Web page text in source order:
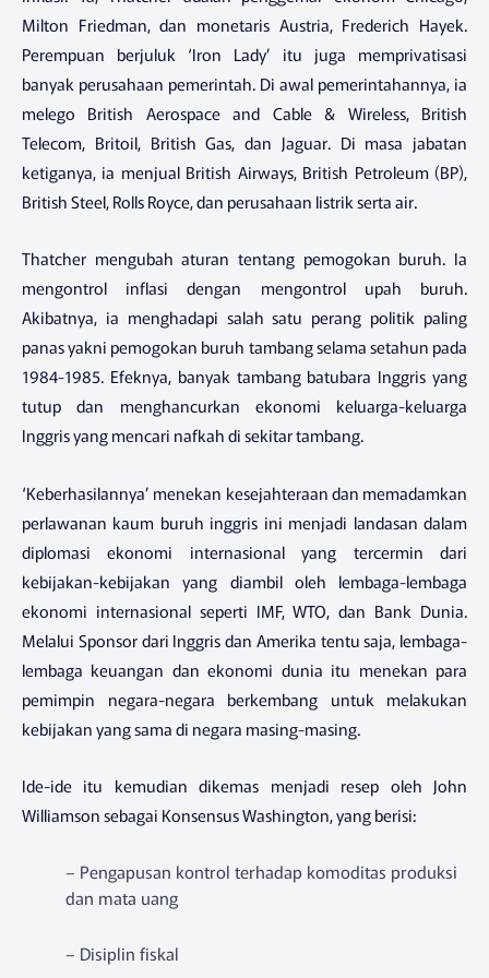
Milton Friedman, dan monetaris Austria, Frederich Hayek.
Perempuan berjuluk ‘Iron Lady’ itu juga memprivatisasi
banyak perusahaan pemerintah. Di awal pemerintahannya, ia
melego British Aerospace and Cable & Wireless, British
Telecom, Britoil, British Gas, dan Jaguar. Di masa jabatan
ketiganya, ia menjual British Airways, British Petroleum (BP),
British Steel, Rolls Royce, dan perusahaan listrik serta air.
Thatcher mengubah aturan tentang pemogokan buruh. Ia
mengontrol inflasi dengan mengontrol upah buruh.
Akibatnya, ia menghadapi salah satu perang politik paling
panas yakni pemogokan buruh tambang selama setahun pada
1984-1985. Efeknya, banyak tambang batubara Inggris yang
tutup dan menghancurkan ekonomi keluarga-keluarga
Inggris yang mencari nafkah di sekitar tambang.
‘Keberhasilannya’ menekan kesejahteraan dan memadamkan
perlawanan kaum buruh inggris ini menjadi landasan dalam
diplomasi ekonomi internasional yang tercermin dari
kebijakan-kebijakan yang diambil oleh lembaga-lembaga
ekonomi internasional seperti IMF, WTO, dan Bank Dunia.
Melalui Sponsor dari Inggris dan Amerika tentu saja, lembaga-
lembaga keuangan dan ekonomi dunia itu menekan para
pemimpin negara-negara berkembang untuk melakukan
kebijakan yang sama di negara masing-masing.
Ide-ide itu kemudian dikemas menjadi resep oleh John
Williamson sebagai Konsensus Washington, yang berisi:
– Pengapusan kontrol terhadap komoditas produksi
dan mata uang
– Disiplin fiskal